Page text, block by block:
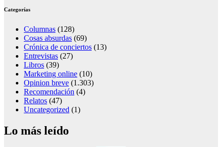
Categorías
Columnas (128)
Cosas absurdas (69)
Crónica de conciertos (13)
Entrevistas (27)
Libros (39)
Marketing online (10)
Opinion breve (1.303)
Recomendación (4)
Relatos (47)
Uncategorized (1)
Lo más leído